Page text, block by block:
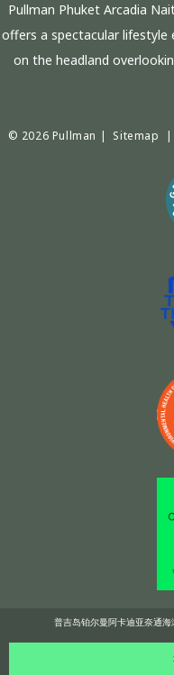
Pullman Phuket Arcadia
offers a spectacular lifestyle
on the headland
© 2026 Pullman | Sitemap |
普吉岛铂尔曼阿卡迪亚奈通